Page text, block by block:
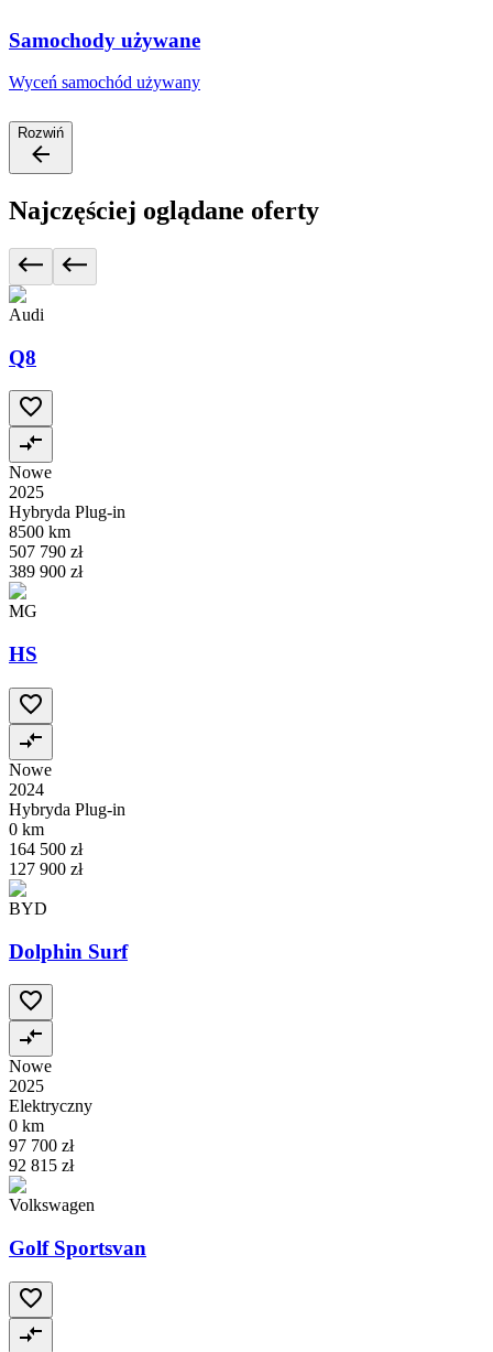
Samochody używane
Wyceń samochód używany
Rozwiń
Najczęściej oglądane oferty
Audi
Q8
Nowe
2025
Hybryda Plug-in
8500 km
507 790 zł
389 900 zł
MG
HS
Nowe
2024
Hybryda Plug-in
0 km
164 500 zł
127 900 zł
BYD
Dolphin Surf
Nowe
2025
Elektryczny
0 km
97 700 zł
92 815 zł
Volkswagen
Golf Sportsvan